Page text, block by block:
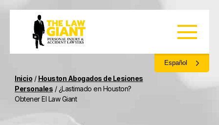
Español
Inicio / Houston Abogados de Lesiones
Personales / ¿Lastimado en Houston?
Obtener El Law Giant